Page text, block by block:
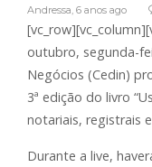
Andressa, 6 anos ago
outubro, segunda-
Negócios (Cedin)
3ª edição do livro
notariais, registrais
Durante a live,